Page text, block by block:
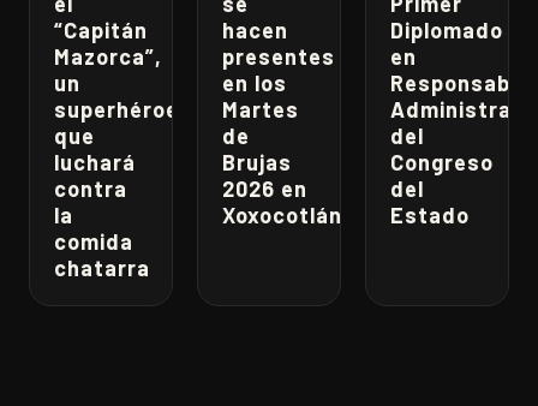
“Capitán
Mazorca”,
un
superhéroe
que
luchará
contra
la
comida
chatarra
hacen
presentes
en los
Martes
de
Brujas
2026 en
Xoxocotlán
Diplomado
en
del
Congreso
del
Estado